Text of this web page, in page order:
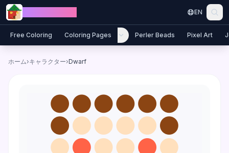
Skip to content
EN
Free Coloring Coloring Pages Perler Beads Pixel Art
ホーム›キャラクター›Dwarf